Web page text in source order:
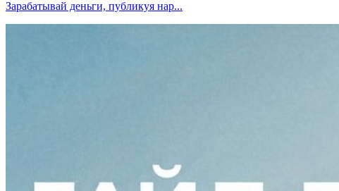
Зарабатывай деньги, публикуя нар...